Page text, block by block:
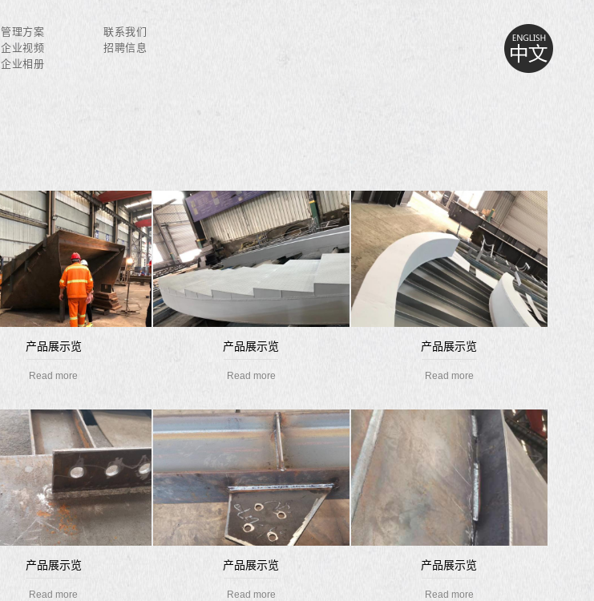
管理方案
企业视频
企业相册
联系我们
招聘信息
产品展示览
Read more
产品展示览
Read more
产品展示览
Read more
产品展示览
Read more
产品展示览
Read more
产品展示览
Read more